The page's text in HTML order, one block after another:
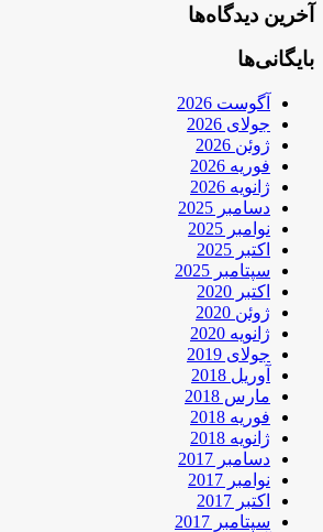
آخرین دیدگاه‌ها
بایگانی‌ها
آگوست 2026
جولای 2026
ژوئن 2026
فوریه 2026
ژانویه 2026
دسامبر 2025
نوامبر 2025
اکتبر 2025
سپتامبر 2025
اکتبر 2020
ژوئن 2020
ژانویه 2020
جولای 2019
آوریل 2018
مارس 2018
فوریه 2018
ژانویه 2018
دسامبر 2017
نوامبر 2017
اکتبر 2017
سپتامبر 2017